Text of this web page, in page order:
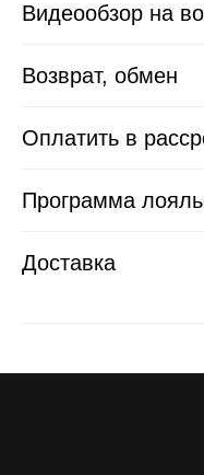
Видеообзор на
Возврат, обмен
Оплатить в
Программа
Доставка